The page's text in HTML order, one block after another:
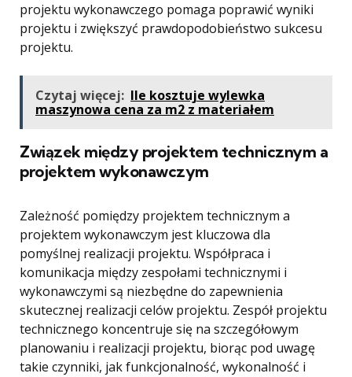
projektu wykonawczego pomaga poprawić wyniki
projektu i zwiększyć prawdopodobieństwo sukcesu
projektu.
Czytaj więcej: Ile kosztuje wylewka
maszynowa cena za m2 z materiałem
Związek między projektem technicznym a
projektem wykonawczym
Zależność pomiędzy projektem technicznym a
projektem wykonawczym jest kluczowa dla
pomyślnej realizacji projektu. Współpraca i
komunikacja między zespołami technicznymi i
wykonawczymi są niezbędne do zapewnienia
skutecznej realizacji celów projektu. Zespół projektu
technicznego koncentruje się na szczegółowym
planowaniu i realizacji projektu, biorąc pod uwagę
takie czynniki, jak funkcjonalność, wykonalność i